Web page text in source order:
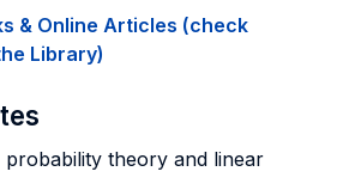
& Online Articles (check
Library)
probability theory and linear